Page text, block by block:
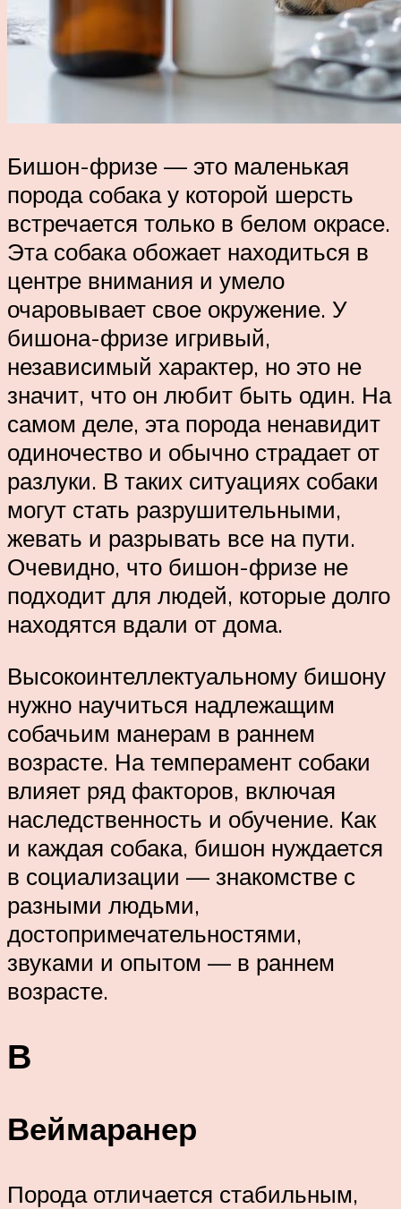
Бишон-фризе — это маленькая
порода собака у которой шерсть
встречается только в белом окрасе.
Эта собака обожает находиться в
центре внимания и умело
очаровывает свое окружение. У
бишона-фризе игривый,
независимый характер, но это не
значит, что он любит быть один. На
самом деле, эта порода ненавидит
одиночество и обычно страдает от
разлуки. В таких ситуациях собаки
могут стать разрушительными,
жевать и разрывать все на пути.
Очевидно, что бишон-фризе не
подходит для людей, которые долго
находятся вдали от дома.
Высокоинтеллектуальному бишону
нужно научиться надлежащим
собачьим манерам в раннем
возрасте. На темперамент собаки
влияет ряд факторов, включая
наследственность и обучение. Как
и каждая собака, бишон нуждается
в социализации — знакомстве с
разными людьми,
достопримечательностями,
звуками и опытом — в раннем
возрасте.
В
Веймаранер
Порода отличается стабильным,